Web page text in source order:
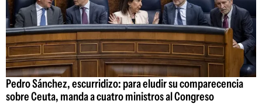
Pedro Sánchez, escurridizo: para eludir su comparecencia
sobre Ceuta, manda a cuatro ministros al Congreso